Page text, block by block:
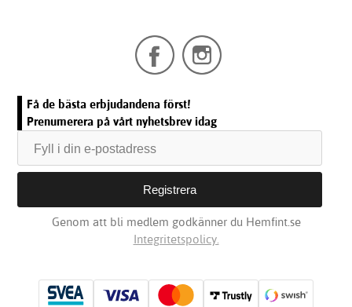
Få de bästa erbjudandena först!
Prenumerera på vårt nyhetsbrev idag
Genom att bli medlem godkänner du Hemfint.se
Integritetspolicy.